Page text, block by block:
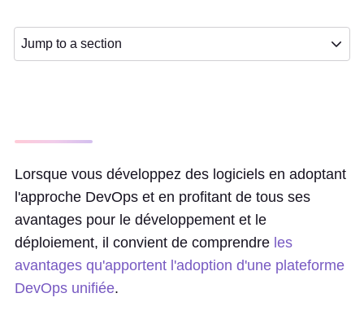
Jump to a section
Lorsque vous développez des logiciels en adoptant
l'approche DevOps et en profitant de tous ses
avantages pour le développement et le
déploiement, il convient de comprendre les
avantages qu'apportent l'adoption d'une plateforme
DevOps unifiée.